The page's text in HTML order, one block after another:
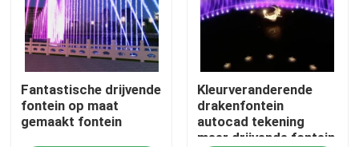
drijvende fontein
De fonteinen van het meer
Fantastische drijvende
fontein op maat
gemaakt fontein
Kleurveranderende
drakenfontein
autocad tekening
meer drijvende fontein